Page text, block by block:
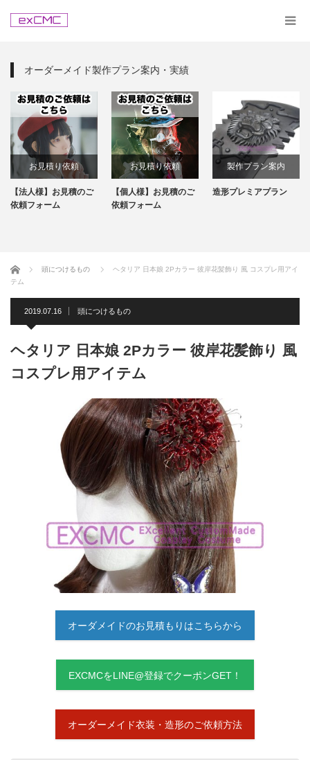
オーダーメイド製作プラン案内・実績
お見積り依頼
【法人様】お見積のご
依頼フォーム
お見積り依頼
【個人様】お見積のご
依頼フォーム
製作プラン案内
造形プレミアプラン
ホーム 頭につけるもの
ヘタリア 日本娘 2Pカラー 彼岸花髪飾り 風 コスプレ用アイ
テム
2019.07.16 頭につけるもの
ヘタリア 日本娘 2Pカラー 彼岸花髪飾り 風
コスプレ用アイテム
オーダメイドのお見積もりはこちらから
EXCMCをLINE@登録でクーポンGET！
オーダーメイド衣装・造形のご依頼方法